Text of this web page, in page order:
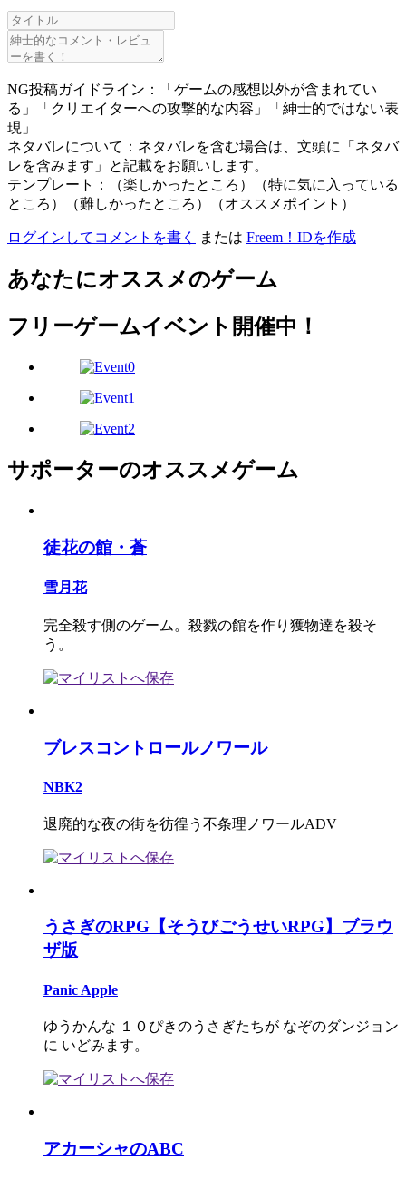
NG投稿ガイドライン：「ゲームの感想以外が含まれてい
る」「クリエイターへの攻撃的な内容」「紳士的ではない表
現」
ネタバレについて：ネタバレを含む場合は、文頭に「ネタバ
レを含みます」と記載をお願いします。
テンプレート：（楽しかったところ）（特に気に入っている
ところ）（難しかったところ）（オススメポイント）
ログインしてコメントを書く または Freem！IDを作成
あなたにオススメのゲーム
フリーゲームイベント開催中！
サポーターのオススメゲーム
徒花の館・蒼
雪月花
完全殺す側のゲーム。殺戮の館を作り獲物達を殺そ
う。
ブレスコントロールノワール
NBK2
退廃的な夜の街を彷徨う不条理ノワールADV
うさぎのRPG【そうびごうせいRPG】ブラウ
ザ版
Panic Apple
ゆうかんな １０ぴきのうさぎたちが なぞのダンジョン
に いどみます。
アカーシャのABC